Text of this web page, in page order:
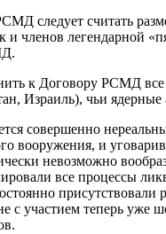
следует считать
и членов легендарной
к Договору РСМД
Израиль), чьи
совершенно
вооружения, и
невозможно
все процессы
присутствовали
с участием теперь